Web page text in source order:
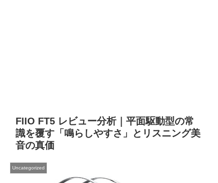
FIIO FT5 レビュー分析｜平面駆動型の常
識を覆す「鳴らしやすさ」とリスニング美
音の真価
Uncategorized